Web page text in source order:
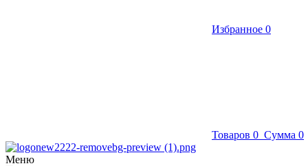
Избранное 0
Товаров 0 Сумма 0
Меню